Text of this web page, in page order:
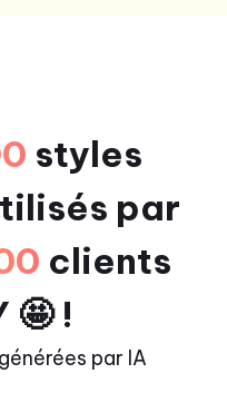
styles
par
clients
🤩 !
par IA